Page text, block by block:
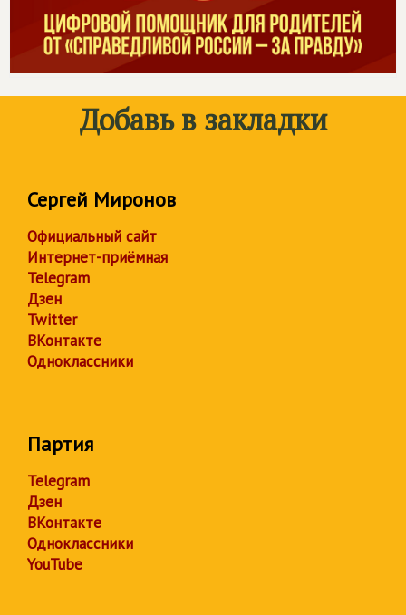
Добавь в закладки
Сергей Миронов
Официальный сайт
Интернет-приёмная
Telegram
Дзен
Twitter
ВКонтакте
Одноклассники
Партия
Telegram
Дзен
ВКонтакте
Одноклассники
YouTube